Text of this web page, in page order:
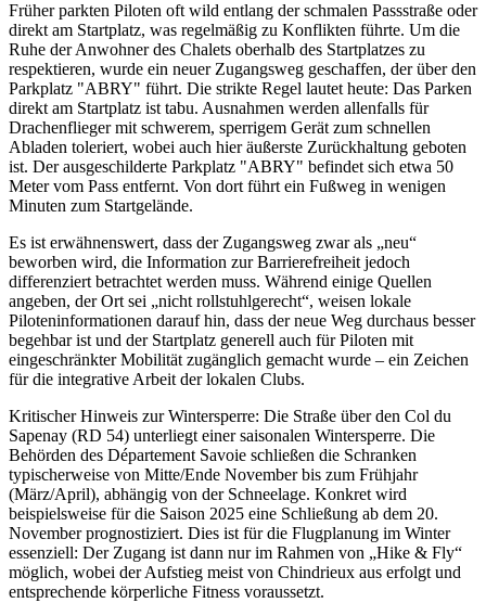
Früher parkten Piloten oft wild entlang der schmalen Passstraße oder
direkt am Startplatz, was regelmäßig zu Konflikten führte. Um die
Ruhe der Anwohner des Chalets oberhalb des Startplatzes zu
respektieren, wurde ein neuer Zugangsweg geschaffen, der über den
Parkplatz "ABRY" führt. Die strikte Regel lautet heute: Das Parken
direkt am Startplatz ist tabu. Ausnahmen werden allenfalls für
Drachenflieger mit schwerem, sperrigem Gerät zum schnellen
Abladen toleriert, wobei auch hier äußerste Zurückhaltung geboten
ist. Der ausgeschilderte Parkplatz "ABRY" befindet sich etwa 50
Meter vom Pass entfernt. Von dort führt ein Fußweg in wenigen
Minuten zum Startgelände.
Es ist erwähnenswert, dass der Zugangsweg zwar als „neu“
beworben wird, die Information zur Barrierefreiheit jedoch
differenziert betrachtet werden muss. Während einige Quellen
angeben, der Ort sei „nicht rollstuhlgerecht“, weisen lokale
Piloteninformationen darauf hin, dass der neue Weg durchaus besser
begehbar ist und der Startplatz generell auch für Piloten mit
eingeschränkter Mobilität zugänglich gemacht wurde – ein Zeichen
für die integrative Arbeit der lokalen Clubs.
Kritischer Hinweis zur Wintersperre: Die Straße über den Col du
Sapenay (RD 54) unterliegt einer saisonalen Wintersperre. Die
Behörden des Département Savoie schließen die Schranken
typischerweise von Mitte/Ende November bis zum Frühjahr
(März/April), abhängig von der Schneelage. Konkret wird
beispielsweise für die Saison 2025 eine Schließung ab dem 20.
November prognostiziert. Dies ist für die Flugplanung im Winter
essenziell: Der Zugang ist dann nur im Rahmen von „Hike & Fly“
möglich, wobei der Aufstieg meist von Chindrieux aus erfolgt und
entsprechende körperliche Fitness voraussetzt.